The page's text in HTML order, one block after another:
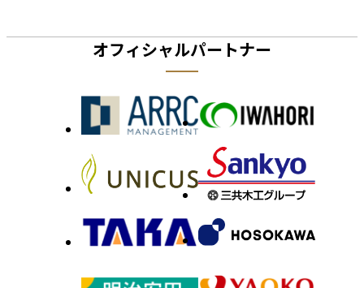
オフィシャルパートナー